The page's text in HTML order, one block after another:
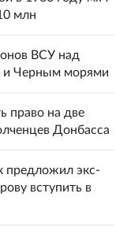
млн
ВСУ над
и Черным морями
право на две
Донбасса
предложил экс-
вступить в